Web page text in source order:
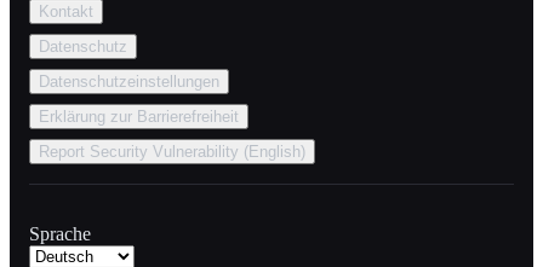
Kontakt
Datenschutz
Datenschutzeinstellungen
Erklärung zur Barrierefreiheit
Report Security Vulnerability (English)
Sprache